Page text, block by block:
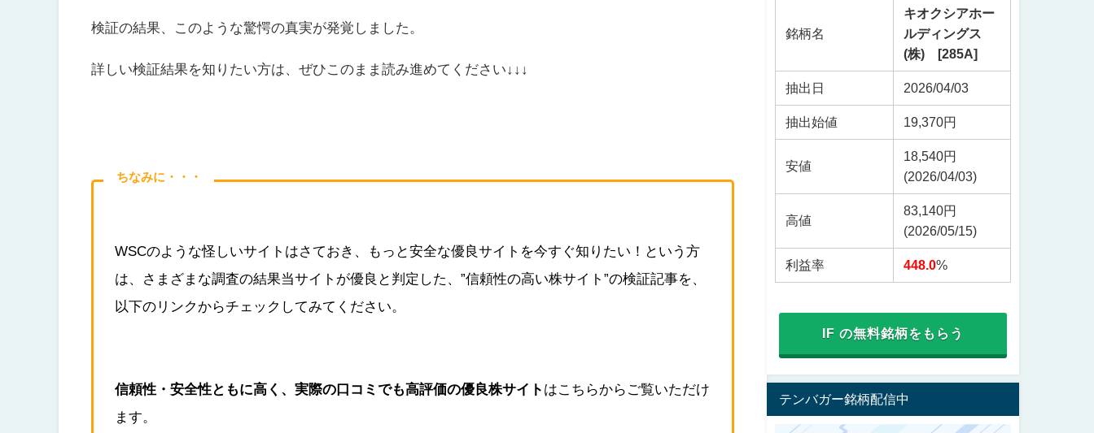
検証の結果、このような驚愕の真実が発覚しました。
詳しい検証結果を知りたい方は、ぜひこのまま読み進めてください↓↓↓
ちなみに・・・
WSCのような怪しいサイトはさておき、もっと安全な優良サイトを今すぐ知りたい！という方
は、さまざまな調査の結果当サイトが優良と判定した、”信頼性の高い株サイト”の検証記事を、
以下のリンクからチェックしてみてください。
信頼性・安全性ともに高く、実際の口コミでも高評価の優良株サイト はこちらからご覧いただけ
ます。
銘柄名
キオクシアホー
ルディングス
(株) [285A]
抽出日 2026/04/03
抽出始値 19,370円
安値
18,540円
(2026/04/03)
高値
83,140円
(2026/05/15)
利益率 448.0%
IF の無料銘柄をもらう
テンバガー銘柄配信中